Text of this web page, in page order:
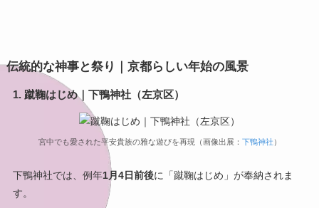
伝統的な神事と祭り｜京都らしい年始の風景
1. 蹴鞠はじめ｜下鴨神社（左京区）
宮中でも愛された平安貴族の雅な遊びを再現（画像出展： 下鴨神社 ）
下鴨神社では、例年1月4日前後に「蹴鞠はじめ」が奉納されま
す。